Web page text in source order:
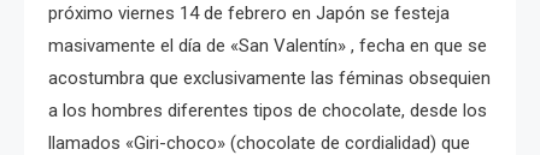
próximo viernes 14 de febrero en Japón se festeja
masivamente el día de «San Valentín» , fecha en que se
acostumbra que exclusivamente las féminas obsequien
a los hombres diferentes tipos de chocolate, desde los
llamados «Giri-choco» (chocolate de cordialidad) que